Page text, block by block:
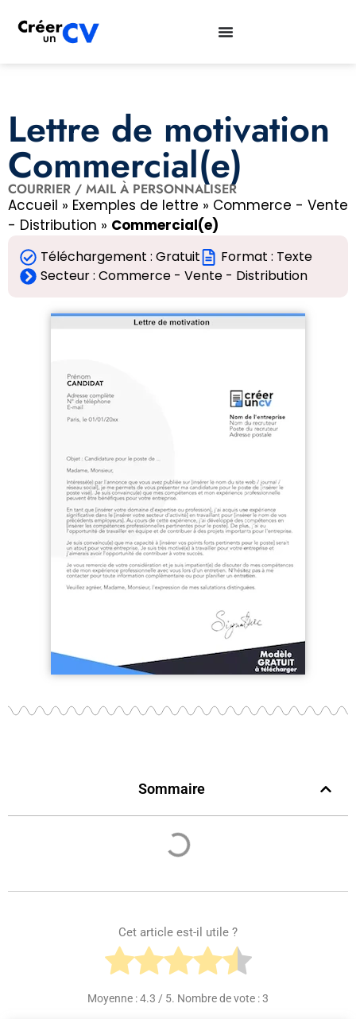
Lettre de motivation
Commercial(e)
COURRIER / MAIL À PERSONNALISER
Accueil » Exemples de lettre » Commerce - Vente
- Distribution » Commercial(e)
Téléchargement : Gratuit
Format : Texte
Secteur : Commerce - Vente - Distribution
Sommaire
Cet article est-il utile ?
Moyenne :4.3 / 5. Nombre de vote :3